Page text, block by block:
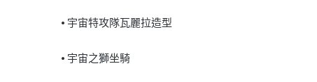
⦁ 宇宙特攻隊瓦麗拉造型
⦁ 宇宙之獅坐騎